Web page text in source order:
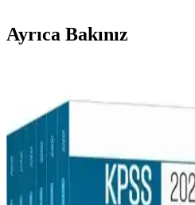
Ayrıca Bakınız
Başarınızı Katlayın
2025 KPSS tarih hazırlığında
başarınızı artırın. Detayları keşfedin
Yargı Yayınevi 2024 KPSS
Deneme Sınav Hazırlık